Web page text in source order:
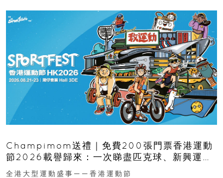
Champimom送禮｜免費200張門票香港運動
節2026載譽歸來：一次睇盡匹克球、新興運
動、街舞比賽＋逾百運動品牌展覽
全港大型運動盛事——香港運動節